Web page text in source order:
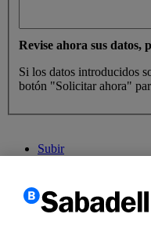
Revise ahora sus datos,
Si los datos introducidos
botón "Solicitar ahora"
Subir